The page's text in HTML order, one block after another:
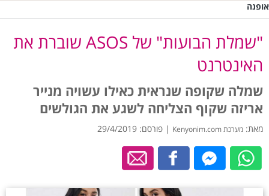
אופנה
"שמלת הבועות" של ASOS שוברת את
האינטרנט
שמלה שקופה שנראית כאילו עשויה מנייר
אריזה שקוף הצליחה לשגע את הגולשים
מאת: מערכת Kenyonim.com | פורסם: 29/4/2019